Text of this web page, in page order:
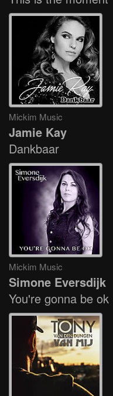
Mickim Music
Jamie Kay
Dankbaar
Mickim Music
Simone Eversdijk
You're gonna be ok